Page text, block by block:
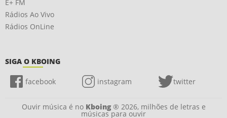
É+ FM
Rádios Ao Vivo
Rádios OnLine
SIGA O KBOING
facebook instagram twitter
Ouvir música é no Kboing® 2026, milhões de letras e
músicas para ouvir